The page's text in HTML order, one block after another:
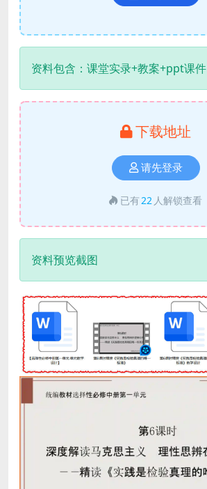
资料包含：课堂实录+教案+ppt课件
下载地址
请先登录
已有 22 人解锁查看
资料预览截图